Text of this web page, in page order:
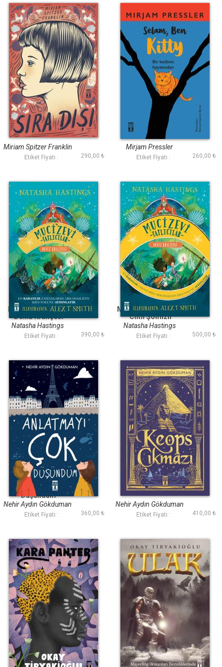
Sıra Dışı
Miriam Spitzer Franklin
Etiket Fiyatı : 290,00 ₺
Selam Ben Kitty
Mirjam Pressler
Etiket Fiyatı : 260,00 ₺
Mucizevi Tatlıcılar
Deniz Kraliçesi
Natasha Hastings
Etiket Fiyatı : 390,00 ₺
Mucizevi Tatlıcılar 2
Ciltli Şömizli
Natasha Hastings
Etiket Fiyatı : 500,00 ₺
Anlatmayı Çok
Düşündüm
Nehir Aydın Gökduman
Etiket Fiyatı : 360,00 ₺
Keops Çıkmazı
Nehir Aydın Gökduman
Etiket Fiyatı : 410,00 ₺